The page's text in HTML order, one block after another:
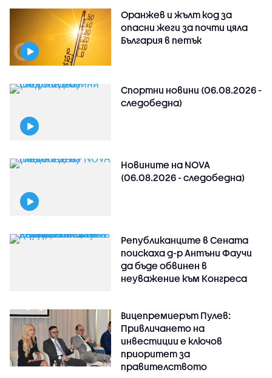
Оранжев и жълт код за
опасни жеги за почти цяла
България в петък
Спортни новини (06.08.2026 -
следобедна)
Новините на NOVA
(06.08.2026 - следобедна)
Републиканците в Сената
поискаха д-р Антъни Фаучи
да бъде обвинен в
неуважение към Конгреса
Вицепремиерът Пулев:
Привличането на
инвестиции е ключов
приоритет за
правителството